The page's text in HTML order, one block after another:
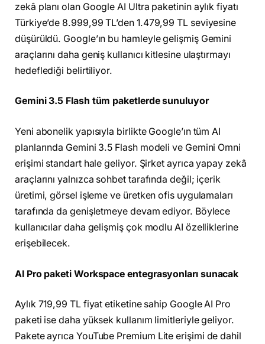
zekâ planı olan Google AI Ultra paketinin aylık fiyatı
Türkiye’de 8.999,99 TL’den 1.479,99 TL seviyesine
düşürüldü. Google’ın bu hamleyle gelişmiş Gemini
araçlarını daha geniş kullanıcı kitlesine ulaştırmayı
hedeflediği belirtiliyor.
Gemini 3.5 Flash tüm paketlerde sunuluyor
Yeni abonelik yapısıyla birlikte Google’ın tüm AI
planlarında Gemini 3.5 Flash modeli ve Gemini Omni
erişimi standart hale geliyor. Şirket ayrıca yapay zekâ
araçlarını yalnızca sohbet tarafında değil; içerik
üretimi, görsel işleme ve üretken ofis uygulamaları
tarafında da genişletmeye devam ediyor. Böylece
kullanıcılar daha gelişmiş çok modlu AI özelliklerine
erişebilecek.
AI Pro paketi Workspace entegrasyonları sunacak
Aylık 719,99 TL fiyat etiketine sahip Google AI Pro
paketi ise daha yüksek kullanım limitleriyle geliyor.
Pakete ayrıca YouTube Premium Lite erişimi de dahil